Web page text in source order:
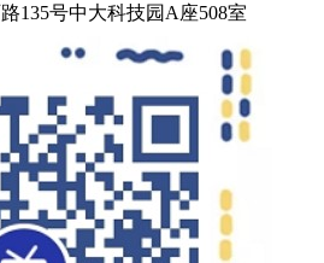
135号中大科技园A座508室